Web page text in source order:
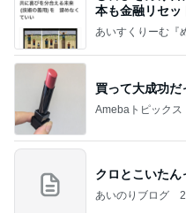
本も⾦融リセッ
あいすくりーむ『
買って大成功
Amebaトピックス
クロとこいたん
あいのりブログ